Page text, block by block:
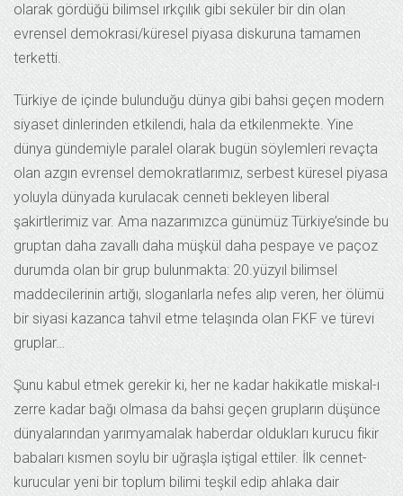
olarak gördüğü bilimsel ırkçılık gibi seküler bir din olan
evrensel demokrasi/küresel piyasa diskuruna tamamen
terketti.
Türkiye de içinde bulunduğu dünya gibi bahsi geçen modern
siyaset dinlerinden etkilendi, hala da etkilenmekte. Yine
dünya gündemiyle paralel olarak bugün söylemleri revaçta
olan azgın evrensel demokratlarımız, serbest küresel piyasa
yoluyla dünyada kurulacak cenneti bekleyen liberal
şakirtlerimiz var. Ama nazarımızca günümüz Türkiye’sinde bu
gruptan daha zavallı daha müşkül daha pespaye ve paçoz
durumda olan bir grup bulunmakta: 20.yüzyıl bilimsel
maddecilerinin artığı, sloganlarla nefes alıp veren, her ölümü
bir siyasi kazanca tahvil etme telaşında olan FKF ve türevi
gruplar…
Şunu kabul etmek gerekir ki, her ne kadar hakikatle miskal-ı
zerre kadar bağı olmasa da bahsi geçen grupların düşünce
dünyalarından yarımyamalak haberdar oldukları kurucu fikir
babaları kısmen soylu bir uğraşla iştigal ettiler. İlk cennet-
kurucular yeni bir toplum bilimi teşkil edip ahlaka dair